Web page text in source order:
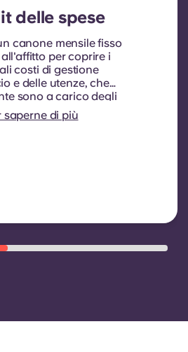
delle spese
canone mensile fisso
per coprire i
costi di gestione
e delle utenze, che
sono a carico degli
genere comprende:
riscaldamento,
saperne di più